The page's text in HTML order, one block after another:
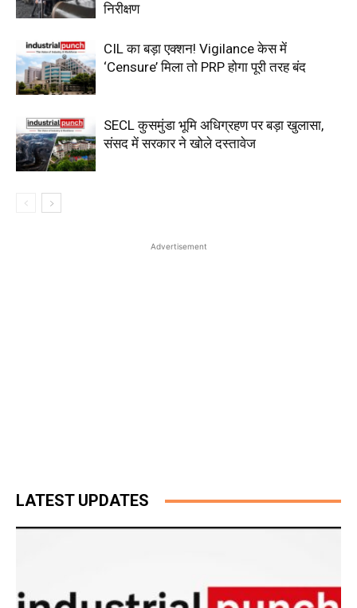
निरीक्षण
CIL का बड़ा एक्शन! Vigilance केस में
‘Censure’ मिला तो PRP होगा पूरी तरह बंद
SECL कुसमुंडा भूमि अधिग्रहण पर बड़ा खुलासा,
संसद में सरकार ने खोले दस्तावेज
Advertisement
LATEST UPDATES